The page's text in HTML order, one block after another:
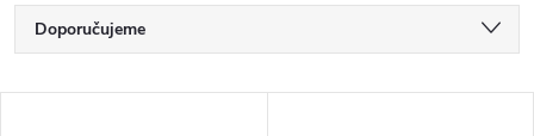
Ř
a
Doporučujeme